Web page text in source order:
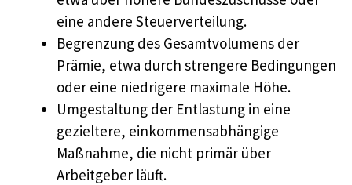
eine andere Steuerverteilung.
Begrenzung des Gesamtvolumens der
Prämie, etwa durch strengere Bedingungen
oder eine niedrigere maximale Höhe.
Umgestaltung der Entlastung in eine
gezieltere, einkommensabhängige
Maßnahme, die nicht primär über
Arbeitgeber läuft.